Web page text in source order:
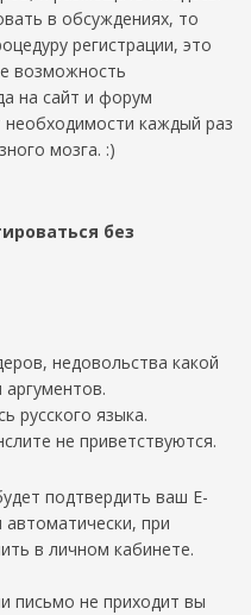
в обсуждениях, то
регистрации, это
возможность
на сайт и форум
каждый раз
мозга. :)
без
недовольства какой
русского языка.
не приветствуются.
подтвердить ваш E-
автоматически, при
в личном кабинете.
письмо не приходит вы